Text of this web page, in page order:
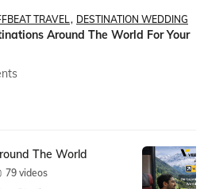
TRAVEL DESTINATION WEDDING
Around The World For Your
The World
79 videos